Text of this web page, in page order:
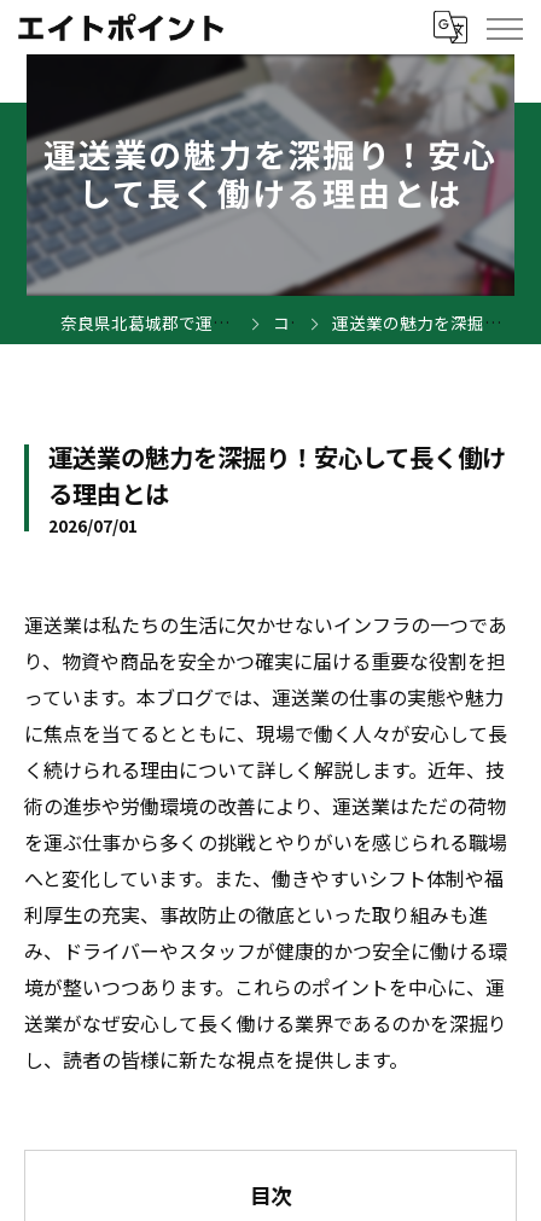
運送業の魅力を深掘り！安心
して長く働ける理由とは
奈良県北葛城郡で運送業の求人ならエイトポイント コラム 運送業の魅力を深掘り！安心して長く働ける理由とは
運送業の魅力を深掘り！安心して長く働け
る理由とは
2026/07/01
運送業は私たちの生活に欠かせないインフラの一つであ
り、物資や商品を安全かつ確実に届ける重要な役割を担
っています。本ブログでは、運送業の仕事の実態や魅力
に焦点を当てるとともに、現場で働く人々が安心して長
く続けられる理由について詳しく解説します。近年、技
術の進歩や労働環境の改善により、運送業はただの荷物
を運ぶ仕事から多くの挑戦とやりがいを感じられる職場
へと変化しています。また、働きやすいシフト体制や福
利厚生の充実、事故防止の徹底といった取り組みも進
み、ドライバーやスタッフが健康的かつ安全に働ける環
境が整いつつあります。これらのポイントを中心に、運
送業がなぜ安心して長く働ける業界であるのかを深掘り
し、読者の皆様に新たな視点を提供します。
目次